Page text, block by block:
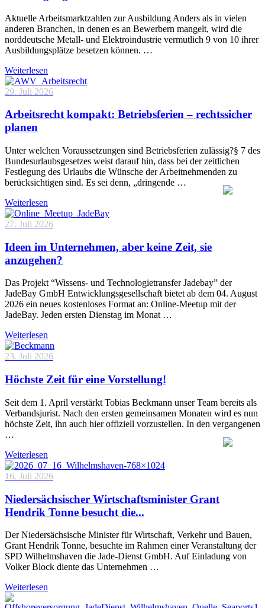
Aktuelle Arbeitsmarktzahlen zur Ausbildung Anders als in vielen
anderen Branchen, in denen es an Bewerbern mangelt, wird die
norddeutsche Metall- und Elektroindustrie vermutlich 9 von 10 ihrer
Ausbildungsplätze besetzen können. …
Weiterlesen
29. Juli 2026
Arbeitsrecht kompakt: Betriebsferien – rechtssicher
planen
Unter welchen Voraussetzungen sind Betriebsferien zulässig?§ 7 des
Bundesurlaubsgesetzes weist darauf hin, dass bei der zeitlichen
Festlegung des Urlaubs die Wünsche der Arbeitnehmenden zu
berücksichtigen sind. Es sei denn, „dringende …
Weiterlesen
27. Juli 2026
Ideen im Unternehmen, aber keine Zeit, sie
anzugehen?
Das Projekt “Wissens- und Technologietransfer Jadebay” der
JadeBay GmbH Entwicklungsgesellschaft bietet ab dem 04. August
2026 ein neues kostenloses Format an: Online-Meetup mit der
JadeBay. Jeden ersten Dienstag im Monat …
Weiterlesen
23. Juli 2026
Höchste Zeit für eine Vorstellung!
Seit dem 1. April verstärkt Tobias Beckmann unser Team bereits als
Verbandsjurist. Nach den ersten gemeinsamen Monaten wird es nun
höchste Zeit, ihn auch hier offiziell vorzustellen. In den vergangenen
…
Weiterlesen
16. Juli 2026
Niedersächsischer Wirtschaftsminister Grant
Hendrik Tonne besucht die...
Der Niedersächsische Minister für Wirtschaft, Verkehr und Bauen,
Grant Hendrik Tonne, besuchte im Rahmen einer Veranstaltung der
SPD Wilhelmshaven die Jade-Dienst GmbH. Auf Einladung von
Volker Block diente das Unternehmen …
Weiterlesen